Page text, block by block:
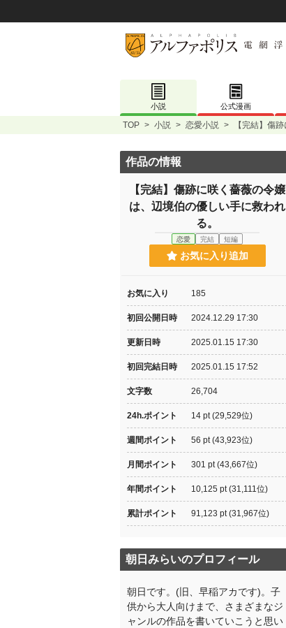
小説 公式漫画
TOP > 小説 > 恋愛小説 > 【完結】傷
作品の情報
【完結】傷跡に咲く薔薇の令嬢
は、辺境伯の優しい手に救われ
る。
恋愛 完結 短編
お気に入り追加
お気に入り 185
初回公開日時 2024.12.29 17:30
更新日時 2025.01.15 17:30
初回完結日時 2025.01.15 17:52
文字数 26,704
24h.ポイント 14 pt (29,529位)
週間ポイント 56 pt (43,923位)
月間ポイント 301 pt (43,667位)
年間ポイント 10,125 pt (31,111位)
累計ポイント 91,123 pt (31,967位)
朝日みらいのプロフィール
朝日です。(旧、早稲アカです)。子
供から大人向けまで、さまざまなジ
ャンルの作品を書いていこうと思い